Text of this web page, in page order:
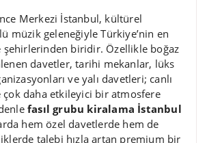
Merkezi İstanbul, kültürel
müzik geleneğiyle Türkiye’nin en
şehirlerinden biridir. Özellikle boğaz
davetler, tarihi mekanlar, lüks
ve yalı davetleri; canlı
çok daha etkileyici bir atmosfere
fasıl grubu kiralama İstanbul
hem özel davetlerde hem de
talebi hızla artan premium bir